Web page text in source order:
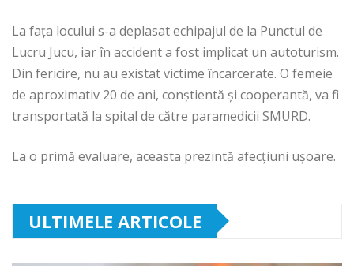
La fața locului s-a deplasat echipajul de la Punctul de
Lucru Jucu, iar în accident a fost implicat un autoturism.
Din fericire, nu au existat victime încarcerate. O femeie
de aproximativ 20 de ani, conștientă și cooperantă, va fi
transportată la spital de către paramedicii SMURD.
La o primă evaluare, aceasta prezintă afecțiuni ușoare.
ULTIMELE ARTICOLE